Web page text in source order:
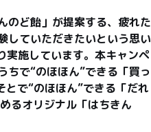
のど飴」が提案する、疲れた
していただきたいという思い
実施しています。本キャンペ
ちで“のほほん”できる「買っ
で“のほほん”できる「だれ
るオリジナル「はちきん